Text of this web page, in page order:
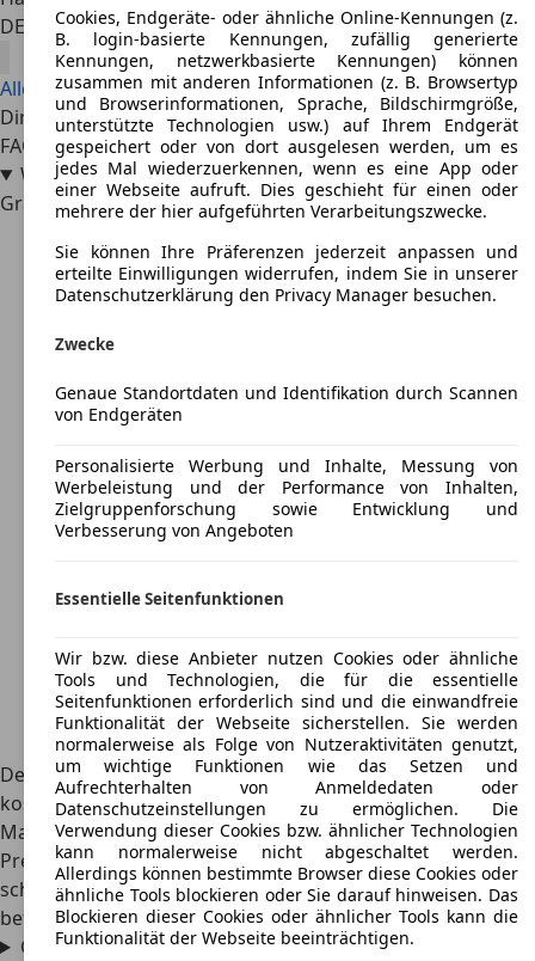
DE 77933Lahr/schwarzwald
Alle Angebote anzeigen
Direkt zu
FAQ
Wie hoch ist der Kostenaufwand für einen Renault
Grand Espace als Neuwagen?
Der Renault Grand Espace ist in der Anschaffung sehr
kostenintensiv, was der Grand Espace 2.0 dCi mit einem
Marktpreis von 39.000 Euro deutlich zeigt. Da der
Preisrahmen aufgrund der vielen Motorisierungen stark
schwanken kann, ist diese Angabe als Richtwert zu
betrachten.
Gab es eine Modellpflege beim Renault Grand Espace?
Cookies, Endgeräte- oder ähnliche Online-Kennungen (z.
B. login-basierte Kennungen, zufällig generierte
Kennungen, netzwerkbasierte Kennungen) können
zusammen mit anderen Informationen (z. B. Browsertyp
und Browserinformationen, Sprache, Bildschirmgröße,
unterstützte Technologien usw.) auf Ihrem Endgerät
gespeichert oder von dort ausgelesen werden, um es
jedes Mal wiederzuerkennen, wenn es eine App oder
einer Webseite aufruft. Dies geschieht für einen oder
mehrere der hier aufgeführten Verarbeitungszwecke.
Sie können Ihre Präferenzen jederzeit anpassen und
erteilte Einwilligungen widerrufen, indem Sie in unserer
Datenschutzerklärung den Privacy Manager besuchen.
Zwecke
Genaue Standortdaten und Identifikation durch Scannen
von Endgeräten
Personalisierte Werbung und Inhalte, Messung von
Werbeleistung und der Performance von Inhalten,
Zielgruppenforschung sowie Entwicklung und
Verbesserung von Angeboten
Essentielle Seitenfunktionen
Wir bzw. diese Anbieter nutzen Cookies oder ähnliche
Tools und Technologien, die für die essentielle
Seitenfunktionen erforderlich sind und die einwandfreie
Funktionalität der Webseite sicherstellen. Sie werden
normalerweise als Folge von Nutzeraktivitäten genutzt,
um wichtige Funktionen wie das Setzen und
Aufrechterhalten von Anmeldedaten oder
Datenschutzeinstellungen zu ermöglichen. Die
Verwendung dieser Cookies bzw. ähnlicher Technologien
kann normalerweise nicht abgeschaltet werden.
Allerdings können bestimmte Browser diese Cookies oder
ähnliche Tools blockieren oder Sie darauf hinweisen. Das
Blockieren dieser Cookies oder ähnlicher Tools kann die
Funktionalität der Webseite beeinträchtigen.